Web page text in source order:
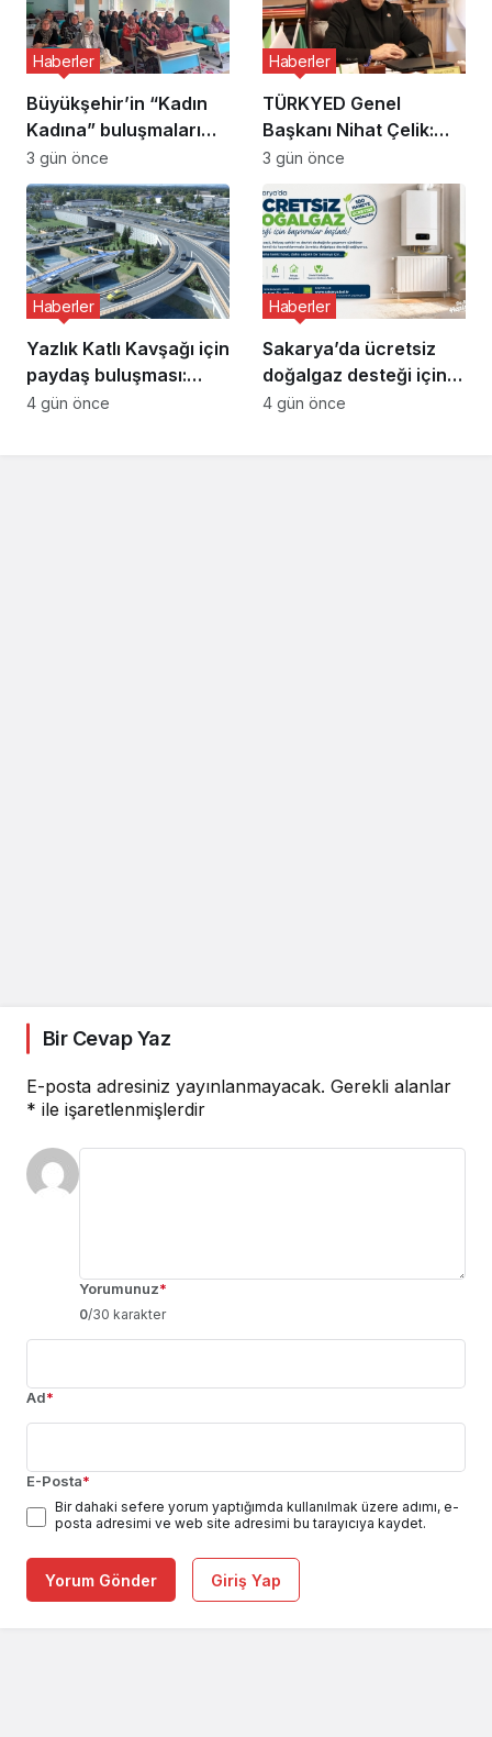
Büyükşehir’in “Kadın
Kadına” buluşmaları
Akyazı’da devam etti
Haberler
3 gün önce
TÜRKYED Genel
Başkanı Nihat Çelik:
“Gençliğine Sahip
Çıkmayan Milletler
Geleceğini İnşa
Edemez”
Haberler
3 gün önce
Yazlık Katlı Kavşağı için
paydaş buluşması:
“İletişim kanallarımız
Haberler
4 gün önce
Sakarya’da ücretsiz
doğalgaz desteği için
başvurular başladı
Haberler
4 gün önce
Bir Cevap Yaz
E-posta adresiniz yayınlanmayacak. Gerekli alanlar
* ile işaretlenmişlerdir
Yorumunuz*
0/30 karakter
Ad*
E-Posta*
Bir dahaki sefere yorum yaptığımda kullanılmak üzere adımı, e-
posta adresimi ve web site adresimi bu tarayıcıya kaydet.
Yorum Gönder Giriş Yap